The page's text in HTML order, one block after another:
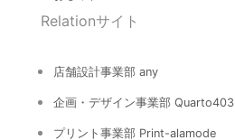
Relationサイト
店舗設計事業部 any
企画・デザイン事業部 Quarto403
プリント事業部 Print-alamode